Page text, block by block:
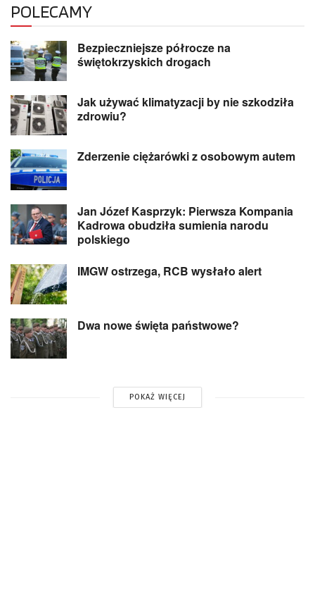
POLECAMY
Bezpieczniejsze półrocze na
świętokrzyskich drogach
Jak używać klimatyzacji by nie szkodziła
zdrowiu?
Zderzenie ciężarówki z osobowym autem
Jan Józef Kasprzyk: Pierwsza Kompania
Kadrowa obudziła sumienia narodu
polskiego
IMGW ostrzega, RCB wysłało alert
Dwa nowe święta państwowe?
POKAŻ WIĘCEJ